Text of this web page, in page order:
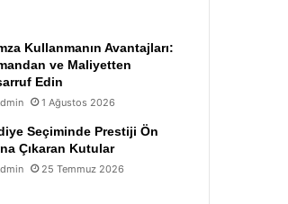
Kullanmanın Avantajları:
ve Maliyetten
Edin
1 Ağustos 2026
Seçiminde Prestiji Ön
Çıkaran Kutular
25 Temmuz 2026